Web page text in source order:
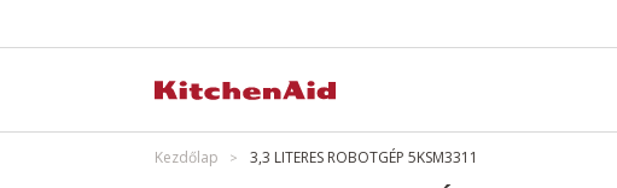
Kezdőlap 3,3 LITERES ROBOTGÉP 5KSM3311